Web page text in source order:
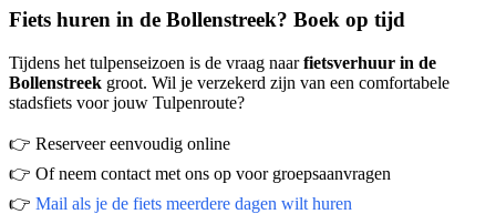
Fiets huren in de Bollenstreek? Boek op tijd
Tijdens het tulpenseizoen is de vraag naarfietsverhuur in de
Bollenstreek groot. Wil je verzekerd zijn van een comfortabele
stadsfiets voor jouw Tulpenroute?
👉 Reserveer eenvoudig online
👉 Of neem contact met ons op voor groepsaanvragen
👉 Mail als je de fiets meerdere dagen wilt huren